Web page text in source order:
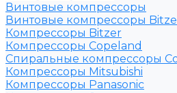
Винтовые компрессоры
Винтовые компрессоры
Компрессоры Bitzer
Компрессоры Copeland
Спиральные компрессоры
Компрессоры Mitsubishi
Компрессоры Panasonic